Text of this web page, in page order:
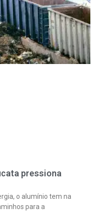
pressiona
o alumínio tem na
para a